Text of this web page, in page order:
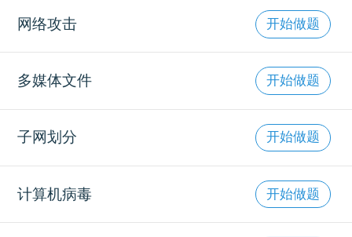
网络攻击 开始做题
多媒体文件 开始做题
子网划分 开始做题
计算机病毒 开始做题